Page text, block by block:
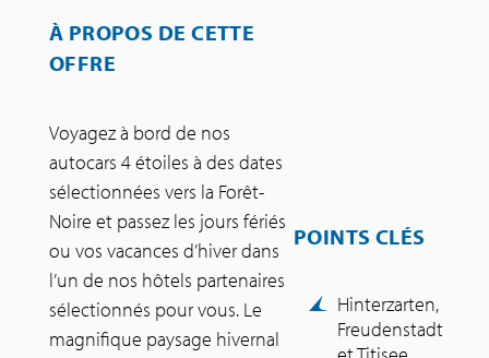
À PROPOS DE CETTE
OFFRE
Voyagez à bord de nos
autocars 4 étoiles à des dates
sélectionnées vers la Forêt-
Noire et passez les jours fériés
ou vos vacances d’hiver dans
l’un de nos hôtels partenaires
sélectionnés pour vous. Le
magnifique paysage hivernal
POINTS CLÉS
Hinterzarten,
Freudenstadt